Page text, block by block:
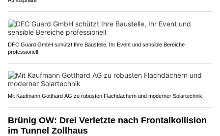
DFC Guard GmbH schützt Ihre Baustelle, Ihr Event und sensible Bereiche
professionell
Mit Kaufmann Gotthard AG zu robusten Flachdächern und moderner Solartechnik
Brünig OW: Drei Verletzte nach Frontalkollision
im Tunnel Zollhaus